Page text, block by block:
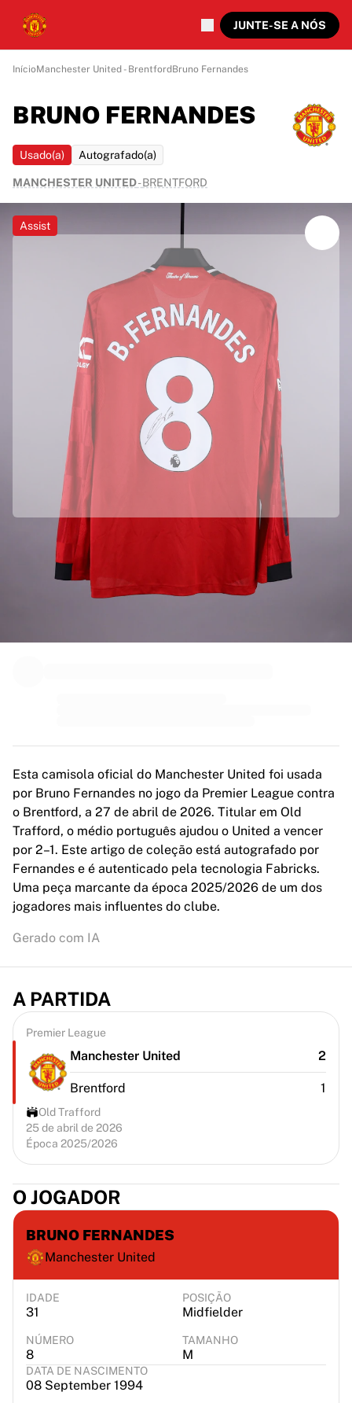
JUNTE-SE A NÓS
InícioManchester United - BrentfordBruno Fernandes
BRUNO FERNANDES
Usado(a) Autografado(a)
MANCHESTER UNITED-BRENTFORD
Assist
Parceria oficial com Manchester United
Esta camisola veio diretamente de Manchester United para garantir a
sua autenticidade.
Esta camisola oficial do Manchester United foi usada
por Bruno Fernandes no jogo da Premier League contra
o Brentford, a 27 de abril de 2026. Titular em Old
Trafford, o médio português ajudou o United a vencer
por 2–1. Este artigo de coleção está autografado por
Fernandes e é autenticado pela tecnologia Fabricks.
Uma peça marcante da época 2025/2026 de um dos
jogadores mais influentes do clube.
Gerado com IA
A PARTIDA
Premier League
Manchester United 2
Brentford 1
Old Trafford
25 de abril de 2026
Época 2025/2026
O JOGADOR
BRUNO FERNANDES
Manchester United
IDADE
31
POSIÇÃO
Midfielder
NÚMERO
8
TAMANHO
M
DATA DE NASCIMENTO
08 September 1994